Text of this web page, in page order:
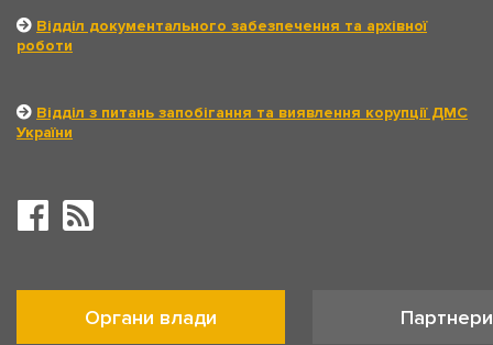
Відділ документального забезпечення та архівної
роботи
Відділ з питань запобігання та виявлення корупції ДМС
України
Органи влади Партнери